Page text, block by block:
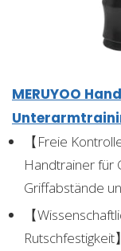
MERUYOO
【Freie
Handtrainer für
Griffabstände
【